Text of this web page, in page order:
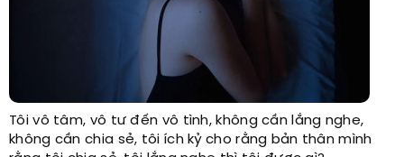
Tôi vô tâm, vô tư đến vô tình, không cần lắng nghe,
không cần chia sẻ, tôi ích kỷ cho rằng bản thân mình